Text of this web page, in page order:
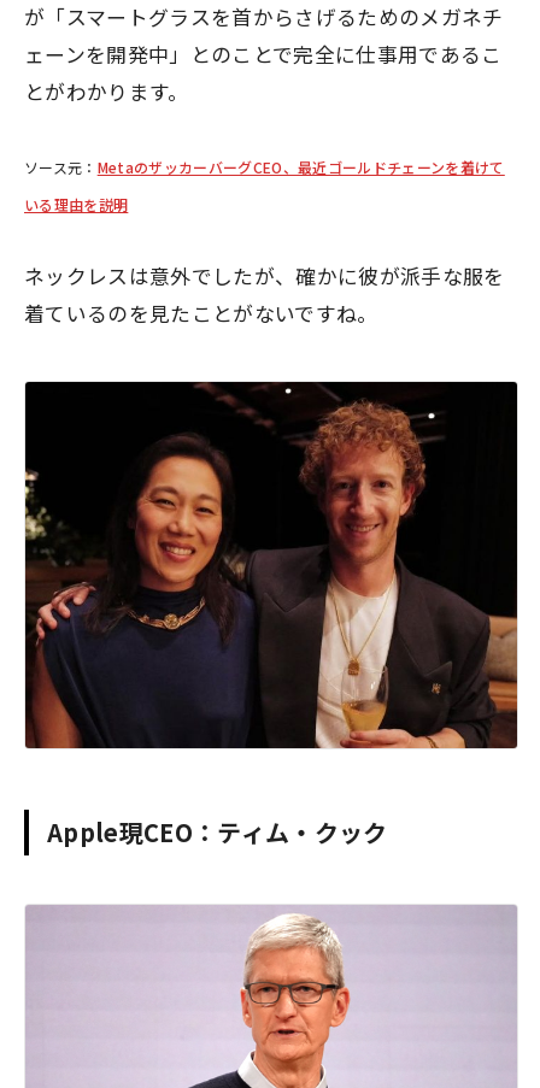
が「スマートグラスを首からさげるためのメガネチ
ェーンを開発中」とのことで完全に仕事用であるこ
とがわかります。
ソース元： MetaのザッカーバーグCEO、最近ゴールドチェーンを着けて
いる理由を説明
ネックレスは意外でしたが、確かに彼が派手な服を
着ているのを見たことがないですね。
Apple現CEO：ティム・クック